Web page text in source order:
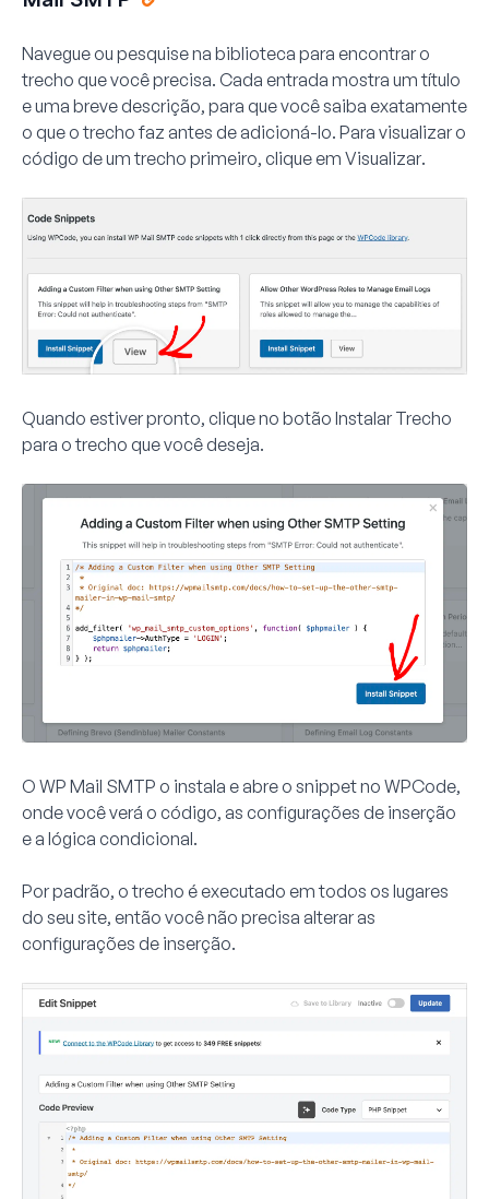
Navegue ou pesquise na biblioteca para encontrar o
trecho que você precisa. Cada entrada mostra um título
e uma breve descrição, para que você saiba exatamente
o que o trecho faz antes de adicioná-lo. Para visualizar o
código de um trecho primeiro, clique em Visualizar.
Quando estiver pronto, clique no botão Instalar Trecho
para o trecho que você deseja.
O WP Mail SMTP o instala e abre o snippet no WPCode,
onde você verá o código, as configurações de inserção
e a lógica condicional.
Por padrão, o trecho é executado em todos os lugares
do seu site, então você não precisa alterar as
configurações de inserção.